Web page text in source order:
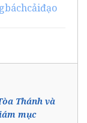
Thánh và
mục